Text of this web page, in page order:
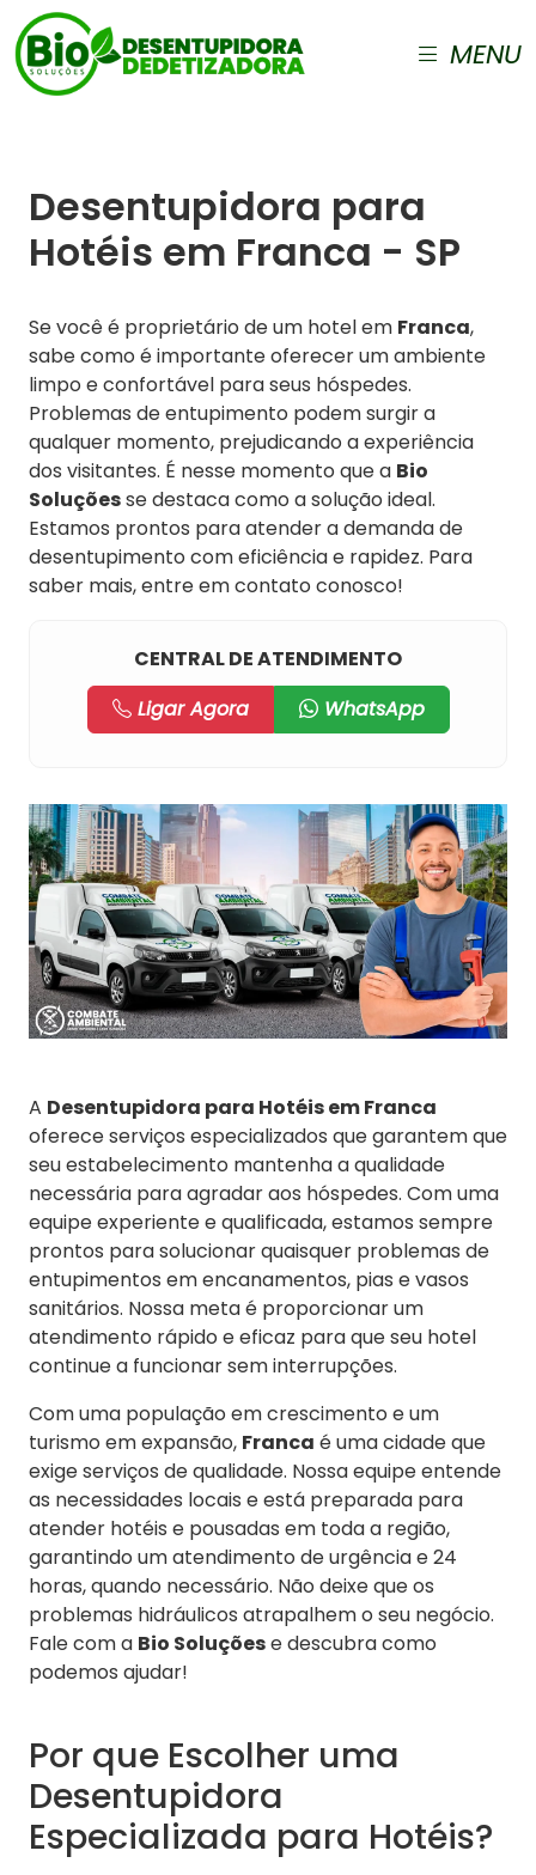
MENU
Desentupidora para
Hotéis em Franca - SP
Se você é proprietário de um hotel em Franca,
sabe como é importante oferecer um ambiente
limpo e confortável para seus hóspedes.
Problemas de entupimento podem surgir a
qualquer momento, prejudicando a experiência
dos visitantes. É nesse momento que a Bio
Soluçõesse destaca como a solução ideal.
Estamos prontos para atender a demanda de
desentupimento com eficiência e rapidez. Para
saber mais, entre em contato conosco!
CENTRAL DE ATENDIMENTO
Ligar Agora
WhatsApp
A Desentupidora para Hotéis em Franca
oferece serviços especializados que garantem que
seu estabelecimento mantenha a qualidade
necessária para agradar aos hóspedes. Com uma
equipe experiente e qualificada, estamos sempre
prontos para solucionar quaisquer problemas de
entupimentos em encanamentos, pias e vasos
sanitários. Nossa meta é proporcionar um
atendimento rápido e eficaz para que seu hotel
continue a funcionar sem interrupções.
Com uma população em crescimento e um
turismo em expansão, Franca é uma cidade que
exige serviços de qualidade. Nossa equipe entende
as necessidades locais e está preparada para
atender hotéis e pousadas em toda a região,
garantindo um atendimento de urgência e 24
horas, quando necessário. Não deixe que os
problemas hidráulicos atrapalhem o seu negócio.
Fale com a Bio Soluçõese descubra como
podemos ajudar!
Por que Escolher uma
Desentupidora
Especializada para Hotéis?